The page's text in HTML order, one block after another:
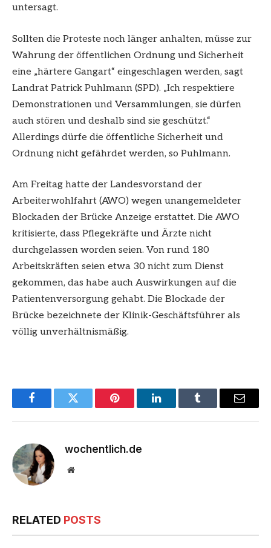
untersagt.
Sollten die Proteste noch länger anhalten, müsse zur
Wahrung der öffentlichen Ordnung und Sicherheit
eine „härtere Gangart“ eingeschlagen werden, sagt
Landrat Patrick Puhlmann (SPD). „Ich respektiere
Demonstrationen und Versammlungen, sie dürfen
auch stören und deshalb sind sie geschützt.“
Allerdings dürfe die öffentliche Sicherheit und
Ordnung nicht gefährdet werden, so Puhlmann.
Am Freitag hatte der Landesvorstand der
Arbeiterwohlfahrt (AWO) wegen unangemeldeter
Blockaden der Brücke Anzeige erstattet. Die AWO
kritisierte, dass Pflegekräfte und Ärzte nicht
durchgelassen worden seien. Von rund 180
Arbeitskräften seien etwa 30 nicht zum Dienst
gekommen, das habe auch Auswirkungen auf die
Patientenversorgung gehabt. Die Blockade der
Brücke bezeichnete der Klinik-Geschäftsführer als
völlig unverhältnismäßig.
FacebookTwitter Pinterest LinkedInTumblr Email
wochentlich.de
Website
RELATED POSTS